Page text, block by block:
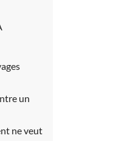
un
ne veut